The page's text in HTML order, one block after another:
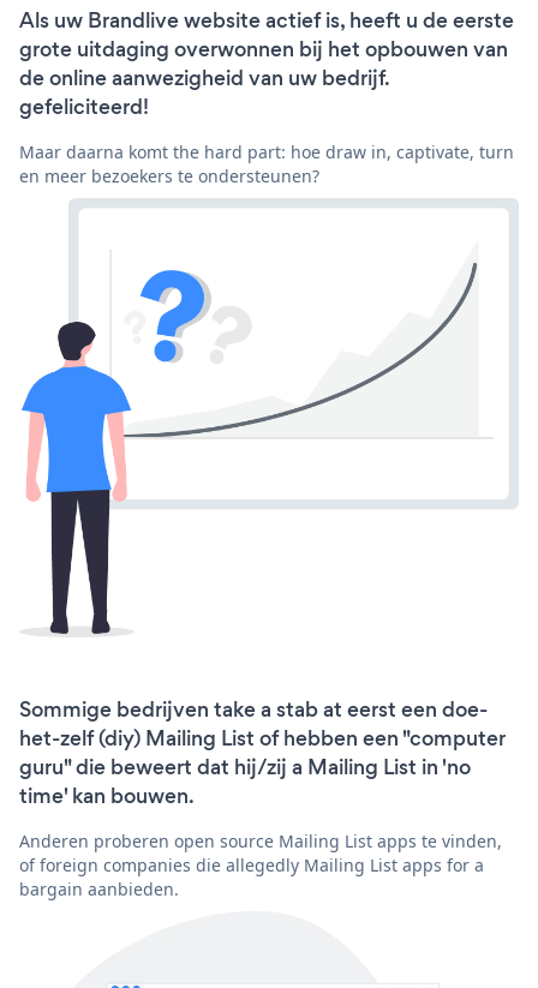
Als uw Brandlive website actief is, heeft u de eerste
grote uitdaging overwonnen bij het opbouwen van
de online aanwezigheid van uw bedrijf.
gefeliciteerd!
Maar daarna komt the hard part: hoe draw in, captivate, turn
en meer bezoekers te ondersteunen?
Sommige bedrijven take a stab at eerst een doe-
het-zelf (diy) Mailing List of hebben een "computer
guru" die beweert dat hij/zij a Mailing List in 'no
time' kan bouwen.
Anderen proberen open source Mailing List apps te vinden,
of foreign companies die allegedly Mailing List apps for a
bargain aanbieden.